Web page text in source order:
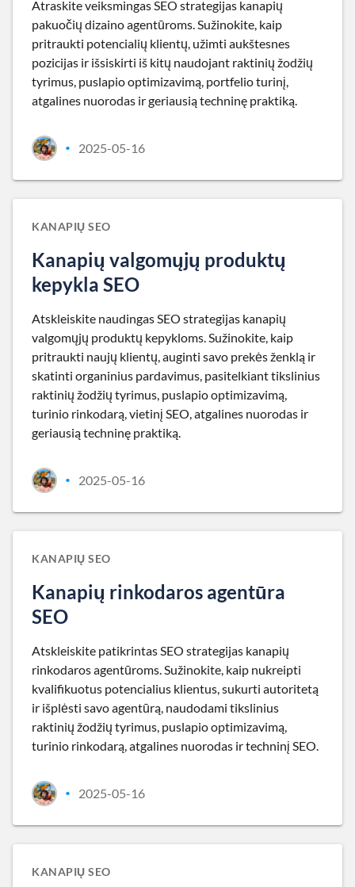
Atraskite veiksmingas SEO strategijas kanapių
pakuočių dizaino agentūroms. Sužinokite, kaip
pritraukti potencialių klientų, užimti aukštesnes
pozicijas ir išsiskirti iš kitų naudojant raktinių žodžių
tyrimus, puslapio optimizavimą, portfelio turinį,
atgalines nuorodas ir geriausią techninę praktiką.
• 2025-05-16
KANAPIŲ SEO
Kanapių valgomųjų produktų
kepykla SEO
Atskleiskite naudingas SEO strategijas kanapių
valgomųjų produktų kepykloms. Sužinokite, kaip
pritraukti naujų klientų, auginti savo prekės ženklą ir
skatinti organinius pardavimus, pasitelkiant tikslinius
raktinių žodžių tyrimus, puslapio optimizavimą,
turinio rinkodarą, vietinį SEO, atgalines nuorodas ir
geriausią techninę praktiką.
• 2025-05-16
KANAPIŲ SEO
Kanapių rinkodaros agentūra
SEO
Atskleiskite patikrintas SEO strategijas kanapių
rinkodaros agentūroms. Sužinokite, kaip nukreipti
kvalifikuotus potencialius klientus, sukurti autoritetą
ir išplėsti savo agentūrą, naudodami tikslinius
raktinių žodžių tyrimus, puslapio optimizavimą,
turinio rinkodarą, atgalines nuorodas ir techninį SEO.
• 2025-05-16
KANAPIŲ SEO